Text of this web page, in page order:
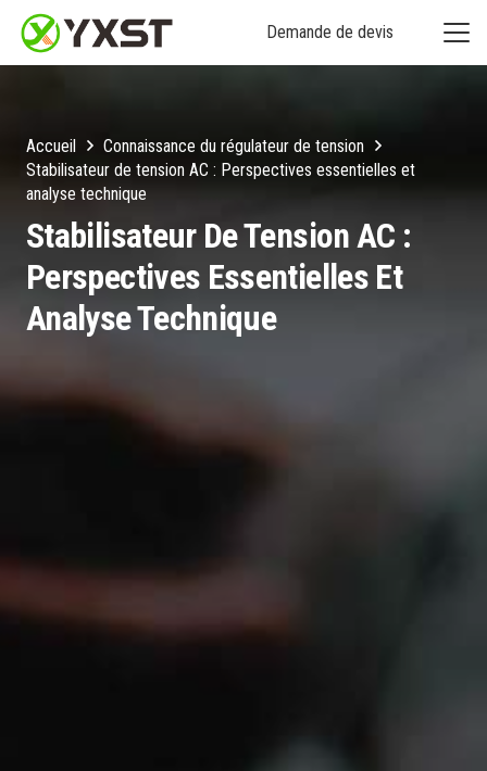
Demande de devis
Accueil
Connaissance du régulateur de tension
Stabilisateur de tension AC : Perspectives essentielles et
analyse technique
Stabilisateur De Tension AC :
Perspectives Essentielles Et
Analyse Technique